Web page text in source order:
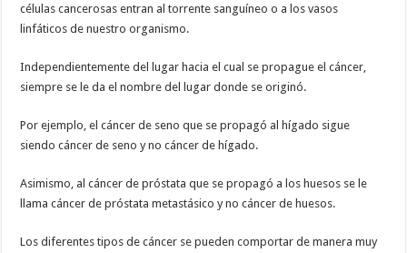
células cancerosas entran al torrente sanguíneo o a los vasos
linfáticos de nuestro organismo.
Independientemente del lugar hacia el cual se propague el cáncer,
siempre se le da el nombre del lugar donde se originó.
Por ejemplo, el cáncer de seno que se propagó al hígado sigue
siendo cáncer de seno y no cáncer de hígado.
Asimismo, al cáncer de próstata que se propagó a los huesos se le
llama cáncer de próstata metastásico y no cáncer de huesos.
Los diferentes tipos de cáncer se pueden comportar de manera muy